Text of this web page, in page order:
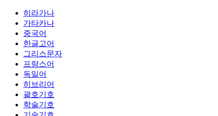
히라가나
가타카나
중국어
한글고어
그리스문자
프랑스어
독일어
히브리어
괄호기호
학술기호